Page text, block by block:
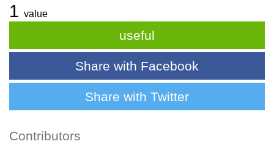
1 value
useful
Share with Facebook
Share with Twitter
Contributors